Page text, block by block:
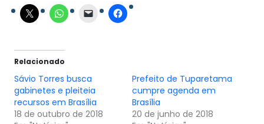
Relacionado
Sávio Torres busca
gabinetes e pleiteia
recursos em Brasília
18 de outubro de 2018
Prefeito de Tuparetama
cumpre agenda em
Brasília
20 de junho de 2018